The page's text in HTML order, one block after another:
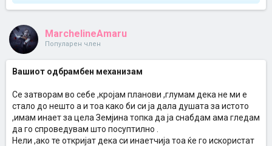
MarchelineAmaru
Популарен член
Вашиот одбрамбен механизам
Се затворам во себе ,кројам планови ,глумам дека не ми е
стало до нешто а и тоа како би си ја дала душата за истото
,имам инает за цела Земјина топка да ја снабдам ама гледам
да го спроведувам што посуптилно .
Нели ,ако те откријат дека си инаетчија тоа ќе го искористат